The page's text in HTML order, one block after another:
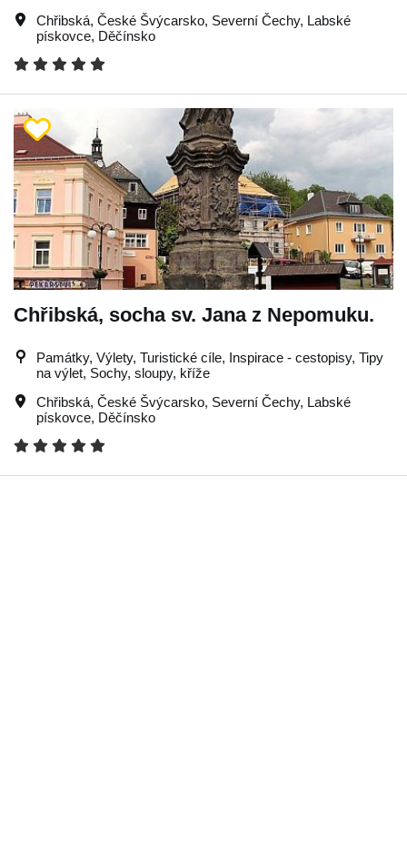
Chřibská, České Švýcarsko, Severní Čechy, Labské
pískovce, Děčínsko
Chřibská, socha sv. Jana z Nepomuku.
Památky, Výlety, Turistické cíle, Inspirace - cestopisy, Tipy
na výlet, Sochy, sloupy, kříže
Chřibská, České Švýcarsko, Severní Čechy, Labské
pískovce, Děčínsko